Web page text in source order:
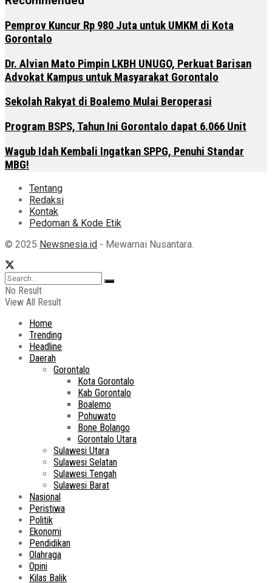
Pemprov Kuncur Rp 980 Juta untuk UMKM di Kota
Gorontalo
Dr. Alvian Mato Pimpin LKBH UNUGO, Perkuat Barisan
Advokat Kampus untuk Masyarakat Gorontalo
Sekolah Rakyat di Boalemo Mulai Beroperasi
Program BSPS, Tahun Ini Gorontalo dapat 6.066 Unit
Wagub Idah Kembali Ingatkan SPPG, Penuhi Standar
MBG!
Tentang
Redaksi
Kontak
Pedoman & Kode Etik
© 2025 Newsnesia.id - Mewarnai Nusantara.
No Result
View All Result
Home
Trending
Headline
Daerah
Gorontalo
Kota Gorontalo
Kab Gorontalo
Boalemo
Pohuwato
Bone Bolango
Gorontalo Utara
Sulawesi Utara
Sulawesi Selatan
Sulawesi Tengah
Sulawesi Barat
Nasional
Peristiwa
Politik
Ekonomi
Pendidikan
Olahraga
Opini
Kilas Balik